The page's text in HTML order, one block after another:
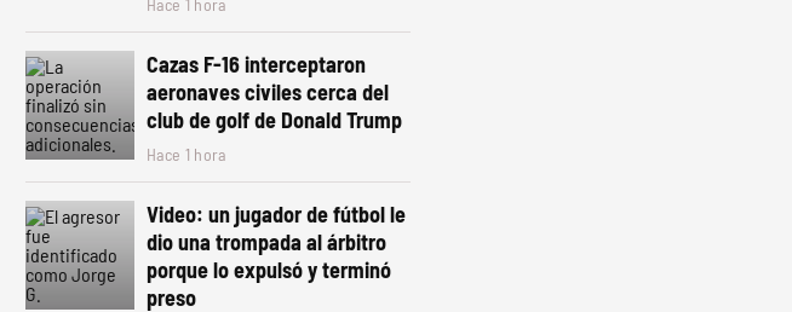
Hace 1 hora
Cazas F-16 interceptaron
aeronaves civiles cerca del
club de golf de Donald Trump
Hace 1 hora
Video: un jugador de fútbol le
dio una trompada al árbitro
porque lo expulsó y terminó
preso